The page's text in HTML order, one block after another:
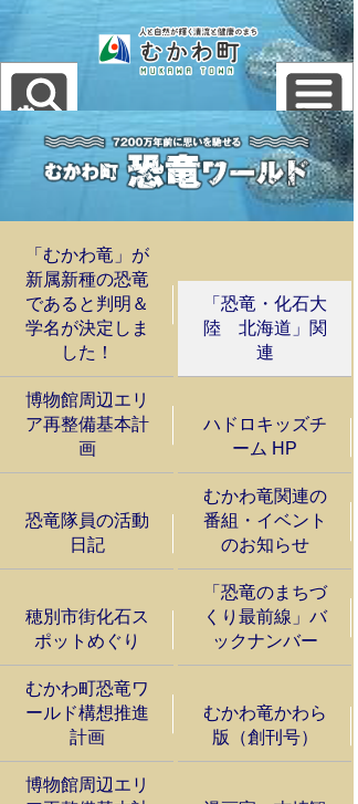
「むかわ竜」が
新属新種の恐竜
であると判明＆
学名が決定しま
した！
「恐竜・化石大
陸 北海道」関
連
博物館周辺エリ
ア再整備基本計
画
ハドロキッズチ
ーム HP
恐竜隊員の活動
日記
むかわ竜関連の
番組・イベント
のお知らせ
穂別市街化石ス
ポットめぐり
「恐竜のまちづ
くり最前線」バ
ックナンバー
むかわ町恐竜ワ
ールド構想推進
計画
むかわ竜かわら
版（創刊号）
博物館周辺エリ